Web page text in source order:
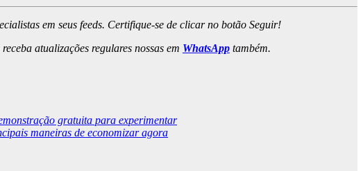
em seus feeds. Certifique-se de clicar no botão Seguir!
atualizações regulares nossas em WhatsApp também.
gratuita para experimentar
maneiras de economizar agora